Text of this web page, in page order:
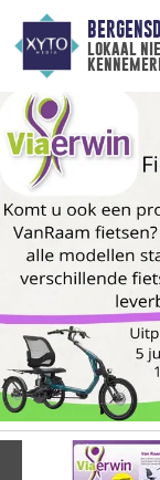
lokaal